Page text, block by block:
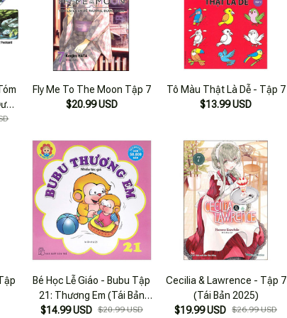
Fly Me To The Moon Tập 7
$20.99 USD
Tô Màu Thật Là Dễ - Tập 7
$13.99 USD
Bé Học Lễ Giáo - Bubu Tập
21: Thương Em (Tái Bản
2022)
$14.99 USD $20.99 USD
Cecilia & Lawrence - Tập 7
(Tái Bản 2025)
$19.99 USD $26.99 USD